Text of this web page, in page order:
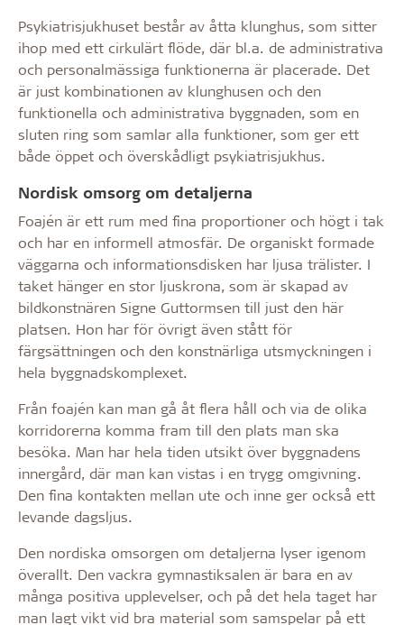
Psykiatrisjukhuset består av åtta klunghus, som sitter
ihop med ett cirkulärt flöde, där bl.a. de administrativa
och personalmässiga funktionerna är placerade. Det
är just kombinationen av klunghusen och den
funktionella och administrativa byggnaden, som en
sluten ring som samlar alla funktioner, som ger ett
både öppet och överskådligt psykiatrisjukhus.
Nordisk omsorg om detaljerna
Foajén är ett rum med fina proportioner och högt i tak
och har en informell atmosfär. De organiskt formade
väggarna och informationsdisken har ljusa trälister. I
taket hänger en stor ljuskrona, som är skapad av
bildkonstnären Signe Guttormsen till just den här
platsen. Hon har för övrigt även stått för
färgsättningen och den konstnärliga utsmyckningen i
hela byggnadskomplexet.
Från foajén kan man gå åt flera håll och via de olika
korridorerna komma fram till den plats man ska
besöka. Man har hela tiden utsikt över byggnadens
innergård, där man kan vistas i en trygg omgivning.
Den fina kontakten mellan ute och inne ger också ett
levande dagsljus.
Den nordiska omsorgen om detaljerna lyser igenom
överallt. Den vackra gymnastiksalen är bara en av
många positiva upplevelser, och på det hela taget har
man lagt vikt vid bra material som samspelar på ett